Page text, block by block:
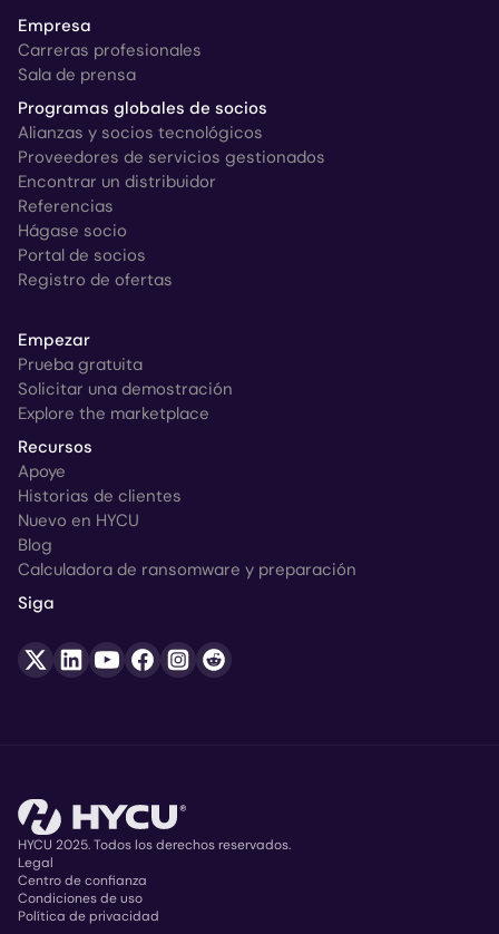
Empresa
Carreras profesionales
Sala de prensa
Programas globales de socios
Alianzas y socios tecnológicos
Proveedores de servicios gestionados
Encontrar un distribuidor
Referencias
Hágase socio
Portal de socios
Registro de ofertas
Empezar
Prueba gratuita
Solicitar una demostración
Explore the marketplace
Recursos
Apoye
Historias de clientes
Nuevo en HYCU
Blog
Calculadora de ransomware y preparación
Siga
Copyright
HYCU 2025. Todos los derechos reservados.
Legal
Centro de confianza
Condiciones de uso
Política de privacidad